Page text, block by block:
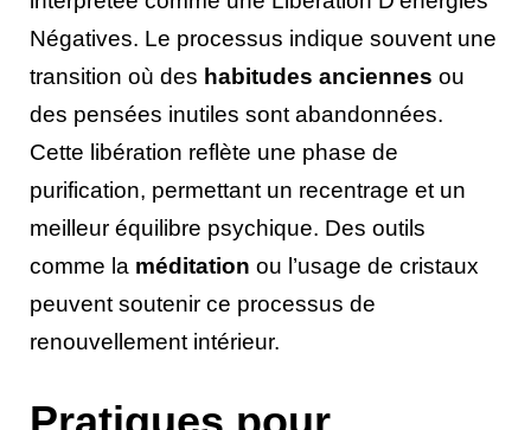
Négatives. Le processus indique souvent une
transition où des habitudes anciennes ou
des pensées inutiles sont abandonnées.
Cette libération reflète une phase de
purification, permettant un recentrage et un
meilleur équilibre psychique. Des outils
comme la méditation ou l’usage de cristaux
peuvent soutenir ce processus de
renouvellement intérieur.